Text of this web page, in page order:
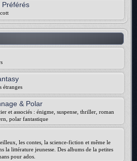
Préférés
étranges
& Polar
et associés : énigme, suspense, thriller, roman
polar fantastique
les contes, la science-fiction et même le
la littérature jeunesse. Des albums de la petites
pour ados.